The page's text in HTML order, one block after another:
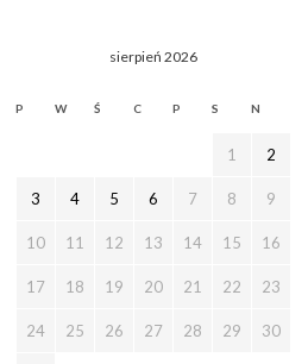
sierpień 2026
P W Ś C P S N
1 2
3 4 5 6 7 8 9
10 11 12 13 14 15 16
17 18 19 20 21 22 23
24 25 26 27 28 29 30